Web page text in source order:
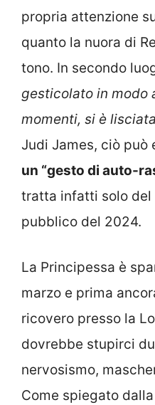
propria attenzione
quanto la nuora di
tono. In secondo
gesticolato in modo
momenti, si è
Judi James, ciò può
un “gesto di auto-
tratta infatti solo del
pubblico del 2024.
La Principessa è
marzo e prima
ricovero presso la
dovrebbe stupirci
nervosismo,
Come spiegato